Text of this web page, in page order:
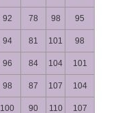
92 78 98
95
94 81 101
98
96 84 104
101
98 87 107
104
100 90 110 107